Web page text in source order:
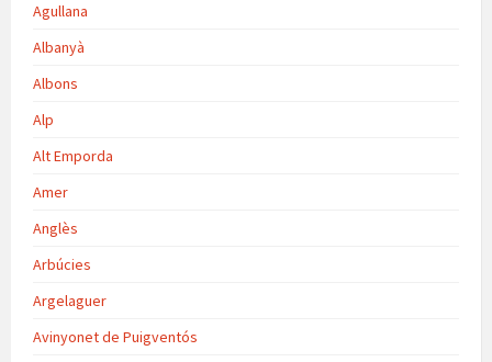
Agullana
Albanyà
Albons
Alp
Alt Emporda
Amer
Anglès
Arbúcies
Argelaguer
Avinyonet de Puigventós